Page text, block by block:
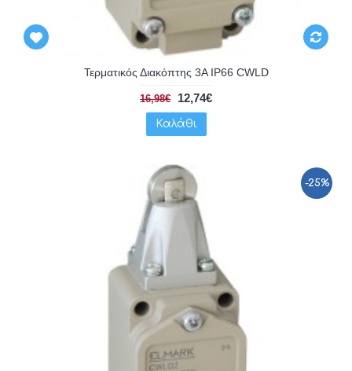
Τερματικός Διακόπτης 3A IP66 CWLD
16,98€ 12,74€
Καλάθι
-25%